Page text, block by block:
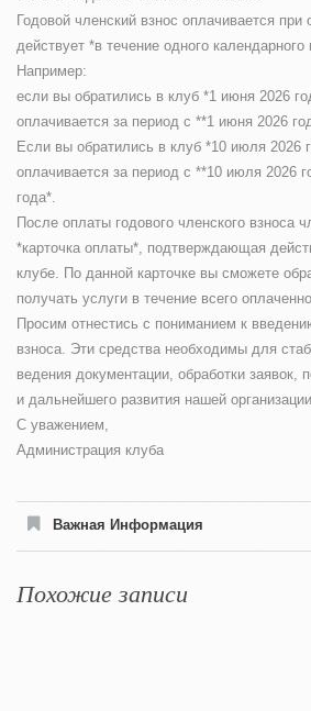
Годовой членский взнос оплачивается
действует *в течение одного
Например:
если вы обратились в клуб *1 июня 2026
оплачивается за период с **1 июня 2026
Если вы обратились в клуб *10 июля 2026
оплачивается за период с **10 июля 2026
года*.
После оплаты годового членского взноса
*карточка оплаты*, подтверждающая
клубе. По данной карточке вы сможете
получать услуги в течение всего
Просим отнестись с пониманием к
взноса. Эти средства необходимы для
ведения документации, обработки заявок,
и дальнейшего развития нашей организации.
С уважением,
Администрация клуба
Важная Информация
Похожие записи